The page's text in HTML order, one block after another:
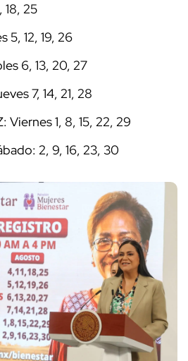
18, 25
5, 12, 19, 26
6, 13, 20, 27
7, 14, 21, 28
Viernes 1, 8, 15, 22, 29
2, 9, 16, 23, 30